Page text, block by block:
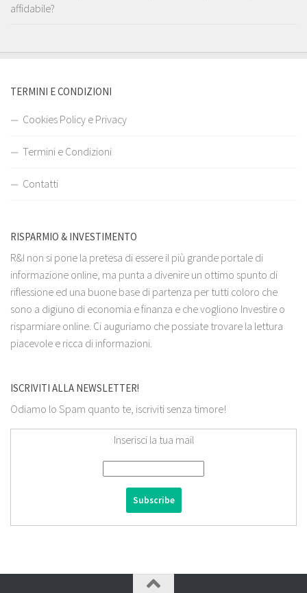
affidabile?
TERMINI E CONDIZIONI
Cookies Policy e Privacy
Termini e Condizioni
Contatti
RISPARMIO & INVESTIMENTO
R&I non si pone la pretesa di essere il più grande portale di
informazione online, ma punta a divenire un ottimo spunto di
riflessione ed una buone base di partenza per tutti coloro che
sono a digiuno di economia e finanza e che vogliono Investire o
risparmiare online. Ci auguriamo che possiate trovare la lettura
piacevole e ricca di informazioni.
ISCRIVITI ALLA NEWSLETTER!
Odiamo lo Spam quanto te, iscriviti senza timore!
Inserisci la tua mail